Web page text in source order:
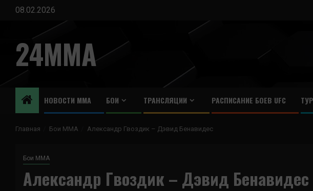
Перейти
содержимому
08.02.2026
24MMA
НОВОСТИ ММА БОИ ТРАНСЛЯЦИИ РАСПИСАНИЕ БОЕВ UFC
Главная Бои ММА Александр Гвоздик – Дэвид Бенавидес
Бои ММА
Александр Гвоздик – Дэвид Бенавидес